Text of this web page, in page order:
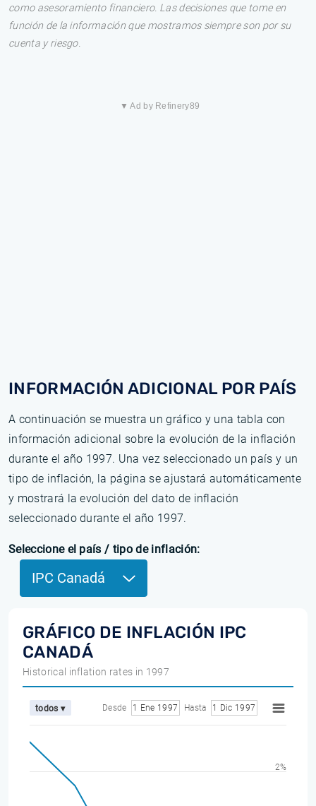
como asesoramiento financiero. Las decisiones que tome en
función de la información que mostramos siempre son por su
cuenta y riesgo.
▼ Ad by Refinery89
INFORMACIÓN ADICIONAL POR PAÍS
A continuación se muestra un gráfico y una tabla con
información adicional sobre la evolución de la inflación
durante el año 1997. Una vez seleccionado un país y un
tipo de inflación, la página se ajustará automáticamente
y mostrará la evolución del dato de inflación
seleccionado durante el año 1997.
Seleccione el país / tipo de inflación:
IPC Canadá
GRÁFICO DE INFLACIÓN IPC
CANADÁ
Historical inflation rates in 1997
todos ▾ Desde 1 Ene 1997 Hasta 1 Dic 1997
2%